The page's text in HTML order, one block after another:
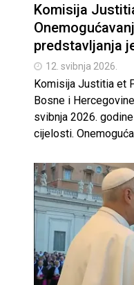
Komisija
predstavljanja
12. svibnja 2026.
Komisija Justitia et
Bosne i
svibnja 2026.
cijelosti.